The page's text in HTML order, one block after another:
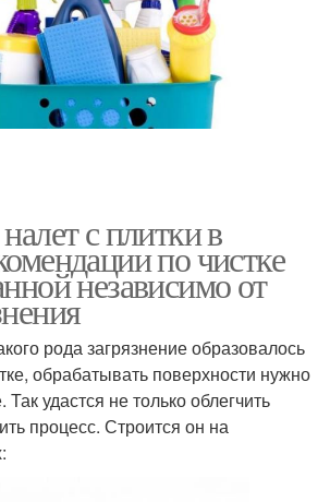
с плитки в
по чистке
независимо от
рода загрязнение образовалось
обрабатывать поверхности нужно
Так удастся не только облегчить
процесс. Строится он на